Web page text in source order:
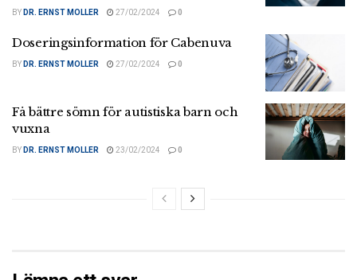
BY DR. ERNST MOLLER 27/02/2024 0
Doseringsinformation för Cabenuva
BY DR. ERNST MOLLER 27/02/2024 0
Få bättre sömn för autistiska barn och
vuxna
BY DR. ERNST MOLLER 23/02/2024 0